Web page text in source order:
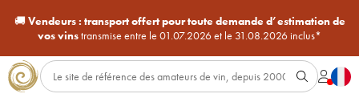
🚚Vendeurs : transport offert pour toute demande d’estimation de
vos vinstransmise entre le 01.07.2026 et le 31.08.2026 inclus*